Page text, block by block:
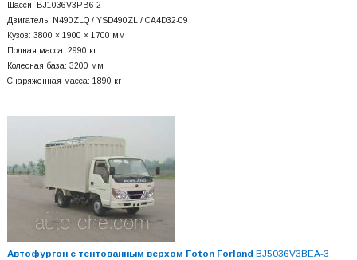
Шасси: BJ1036V3PB6-2
Двигатель: N490ZLQ / YSD490ZL / CA4D32-09
Кузов: 3800 × 1900 × 1700 мм
Полная масса: 2990 кг
Колесная база: 3200 мм
Снаряженная масса: 1890 кг
Автофургон с тентованным верхом Foton Forland BJ5036V3BEA-3